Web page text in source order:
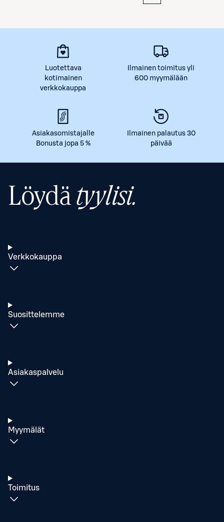
Luotettava
kotimainen
verkkokauppa
Ilmainen toimitus yli
600 myymälään
Asiakasomistajalle
Bonusta jopa 5 %
Ilmainen palautus 30
päivää
Löydätyylisi.
Verkkokauppa
Suosittelemme
Asiakaspalvelu
Myymälät
Toimitus